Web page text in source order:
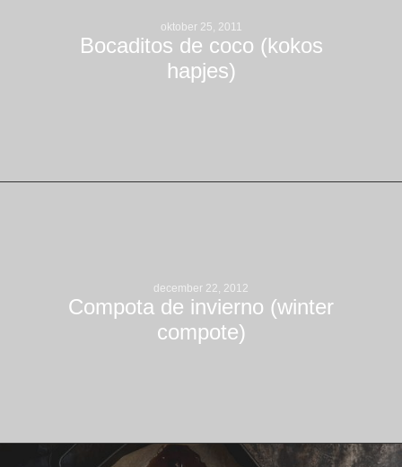
oktober 25, 2011
Bocaditos de coco (kokos
hapjes)
december 22, 2012
Compota de invierno (winter
compote)